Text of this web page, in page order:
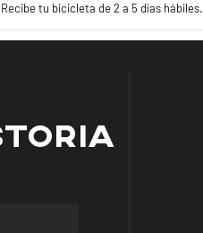
Recibe tu bicicleta de 2 a 5 días hábiles.